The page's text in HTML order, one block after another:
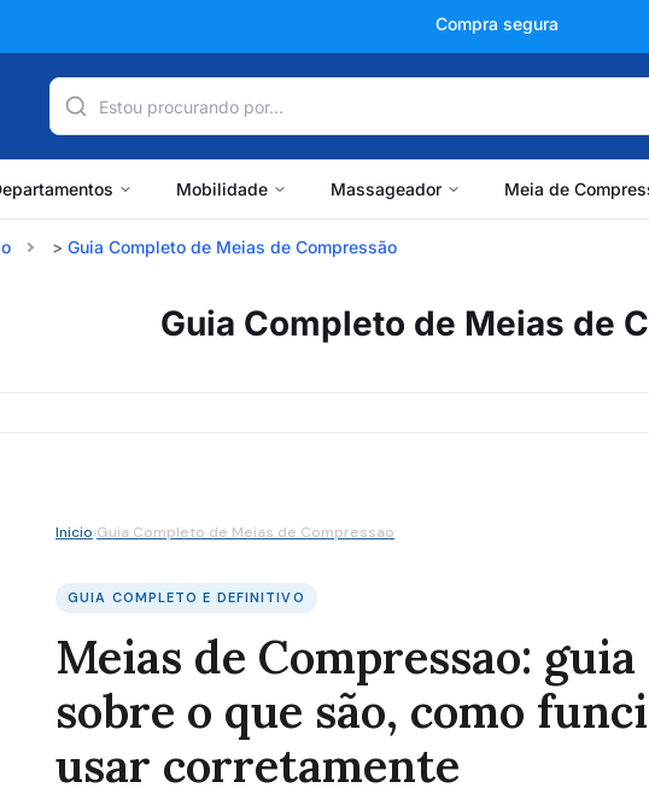
Compra segura
Mobilidade Massageador Meia de
Guia Completo de Meias de Compressão
Guia Completo de Meias de
Inicio›Guia Completo de Meias de Compressao
GUIA COMPLETO E DEFINITIVO
Meias de Compressao:
sobre o que são, como
usar corretamente